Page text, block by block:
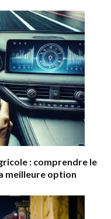
: comprendre le
meilleure option